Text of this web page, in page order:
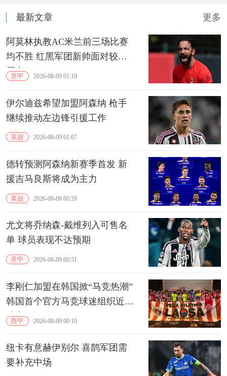
最新文章 更多
阿莫林执教AC米兰前三场比赛
均不胜 红黑军团新帅面对较大
压力
意甲 2026-08-09 01:19
伊尔迪兹希望加盟阿森纳 枪手
继续推动左边锋引援工作
英超 2026-08-09 01:07
德转预测阿森纳新赛季首发 新
援吉马良斯将成为主力
英超 2026-08-09 00:59
尤文将乔纳森-戴维列入可售名
单 球员表现不达预期
意甲 2026-08-09 00:51
李刚仁加盟在韩国掀“马竞热潮”
韩国首个官方马竞球迷组织近期
成立
西甲 2026-08-09 00:10
纽卡有意赫伊别尔 喜鹊军团需
要补充中场